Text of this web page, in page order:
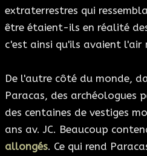
extraterrestres qui
être étaient-ils en réalité
c'est ainsi qu'ils avaient l'air
De l'autre côté du monde,
Paracas, des archéologues
des centaines de vestiges
ans av. JC. Beaucoup
allongés. Ce qui rend